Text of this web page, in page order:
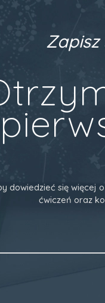
dowiedzieć się więcej
ćwiczeń oraz